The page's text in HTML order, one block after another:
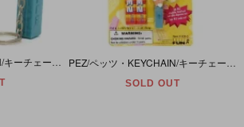
PEZ/ペッツ・KEYCHAIN/キーチェーン 「Uncle Sam/アンクル・サム」 未開封
SOLD OUT